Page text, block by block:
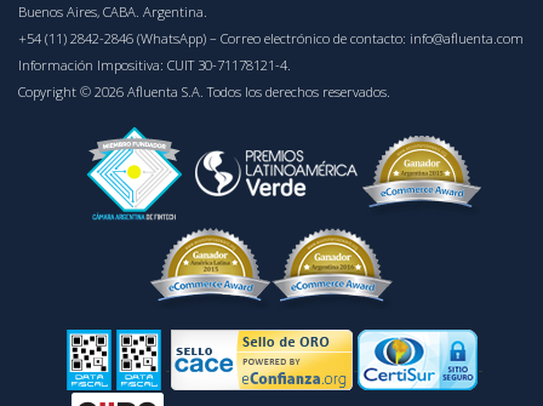
Buenos Aires, CABA. Argentina.
+54 (11) 2842-2846 (WhatsApp) – Correo electrónico de contacto: info@afluenta.com
Información Impositiva: CUIT 30-71178121-4.
Copyright © 2026 Afluenta S.A. Todos los derechos reservados.